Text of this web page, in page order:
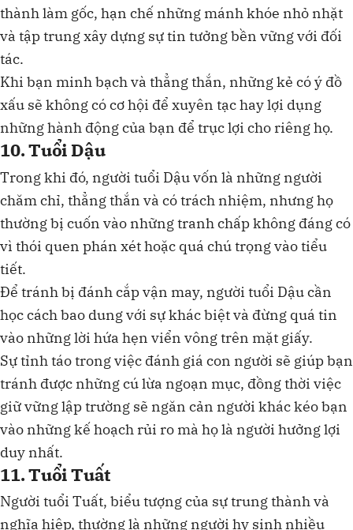
thành làm gốc, hạn chế những mánh khóe nhỏ nhặt
và tập trung xây dựng sự tin tưởng bền vững với đối
tác.
Khi bạn minh bạch và thẳng thắn, những kẻ có ý đồ
xấu sẽ không có cơ hội để xuyên tạc hay lợi dụng
những hành động của bạn để trục lợi cho riêng họ.
10. Tuổi Dậu
Trong khi đó, người tuổi Dậu vốn là những người
chăm chỉ, thẳng thắn và có trách nhiệm, nhưng họ
thường bị cuốn vào những tranh chấp không đáng có
vì thói quen phán xét hoặc quá chú trọng vào tiểu
tiết.
Để tránh bị đánh cắp vận may, người tuổi Dậu cần
học cách bao dung với sự khác biệt và đừng quá tin
vào những lời hứa hẹn viển vông trên mặt giấy.
Sự tỉnh táo trong việc đánh giá con người sẽ giúp bạn
tránh được những cú lừa ngoạn mục, đồng thời việc
giữ vững lập trường sẽ ngăn cản người khác kéo bạn
vào những kế hoạch rủi ro mà họ là người hưởng lợi
duy nhất.
11. Tuổi Tuất
Người tuổi Tuất, biểu tượng của sự trung thành và
nghĩa hiệp, thường là những người hy sinh nhiều